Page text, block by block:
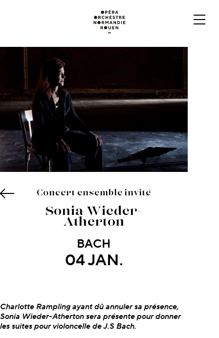
Concert ensemble invité
Sonia Wieder-
Atherton
BACH
04 JAN.
À propos du concert
Charlotte Rampling ayant dû annuler sa présence,
Sonia Wieder-Atherton sera présente pour donner
les suites pour violoncelle de J.S Bach.